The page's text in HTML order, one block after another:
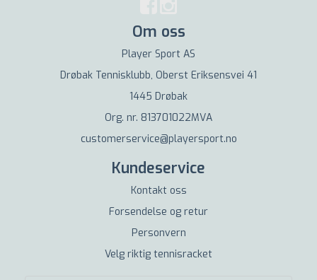
Om oss
Player Sport AS
Drøbak Tennisklubb, Oberst Eriksensvei 41
1445 Drøbak
Org. nr. 813701022MVA
customerservice@playersport.no
Kundeservice
Kontakt oss
Forsendelse og retur
Personvern
Velg riktig tennisracket